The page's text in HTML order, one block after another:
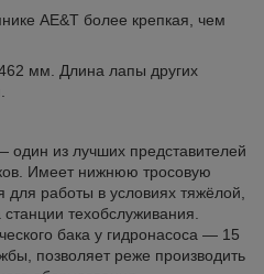
AE&T более крепкая, чем
мм. Длина лапы других
один из лучших представителей
Имеет нижнюю тросовую
работы в условиях тяжёлой,
техобслуживания.
бака у гидронасоса ― 15
позволяет реже производить